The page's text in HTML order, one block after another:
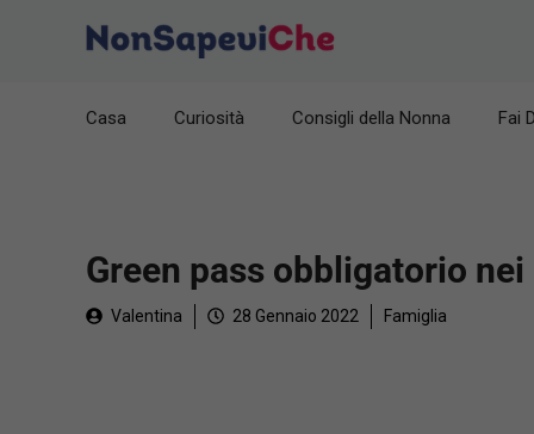
Casa Curiosità Consigli della Nonna Fai
Green pass obbligatorio
Valentina 28 Gennaio 2022 Famiglia